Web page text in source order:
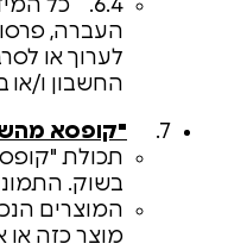
6.4. כל
העברה,
לערוך או
החשבון ו/או
7.
"קופסא
תכולת
בשוק.
המוצרים
מוצר כזה